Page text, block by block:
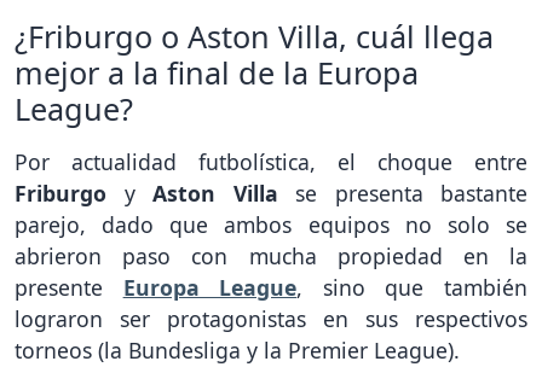
¿Friburgo o Aston Villa, cuál llega
mejor a la final de la Europa
League?
Por actualidad futbolística, el choque entre
Friburgo y Aston Villa se presenta bastante
parejo, dado que ambos equipos no solo se
abrieron paso con mucha propiedad en la
presente Europa League, sino que también
lograron ser protagonistas en sus respectivos
torneos (la Bundesliga y la Premier League).